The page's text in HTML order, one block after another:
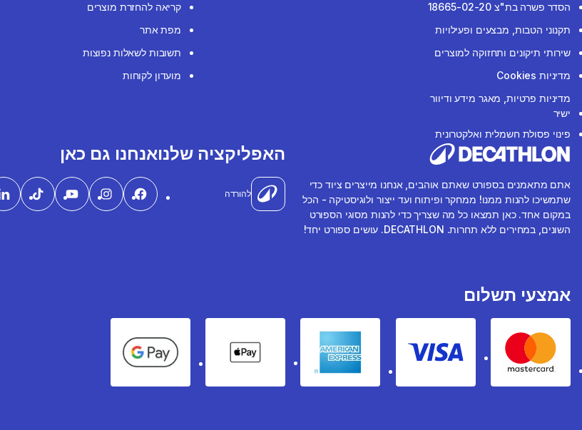
הסדר פשרה בת"צ 18665-02-20
תקנוני הטבות, מבצעים ופעילויות
שירותי תיקונים ותחזוקה למוצרים
מדיניות Cookies
מדיניות פרטיות, מאגר מידע ודיוור
ישיר
פינוי פסולת חשמלית ואלקטרונית
קריאה להחזרת מוצרים
מפת אתר
תשובות לשאלות נפוצות
מועדון לקוחות
אתם מתאמנים בספורט שאתם אוהבים, אנחנו מייצרים ציוד כדי
שתמשיכו להנות ממנו! ממחקר ופיתוח ועד ייצור ולוגיסטיקה - הכל
במקום אחד. כאן תמצאו כל מה שצריך כדי להנות מסוגי הספורט
השונים, במחירים ללא תחרות. DECATHLON. עושים ספורט יחד!
האפליקציה שלנו
להורדה
אנחנו גם כאן
אמצעי תשלום
Mastercard
Visa
American express
Apple Pay
Google Pay